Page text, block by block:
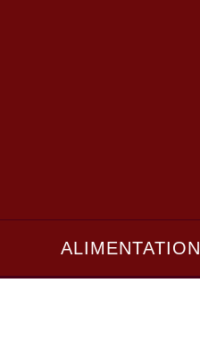
ALIMENTATION